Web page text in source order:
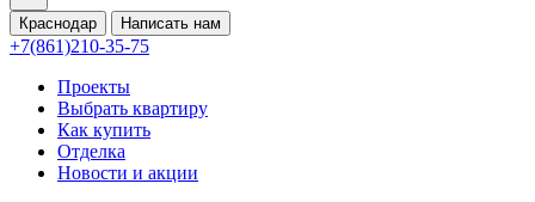
Краснодар Написать нам
+7(861)210-35-75
Проекты
Выбрать квартиру
Как купить
Отделка
Новости и акции